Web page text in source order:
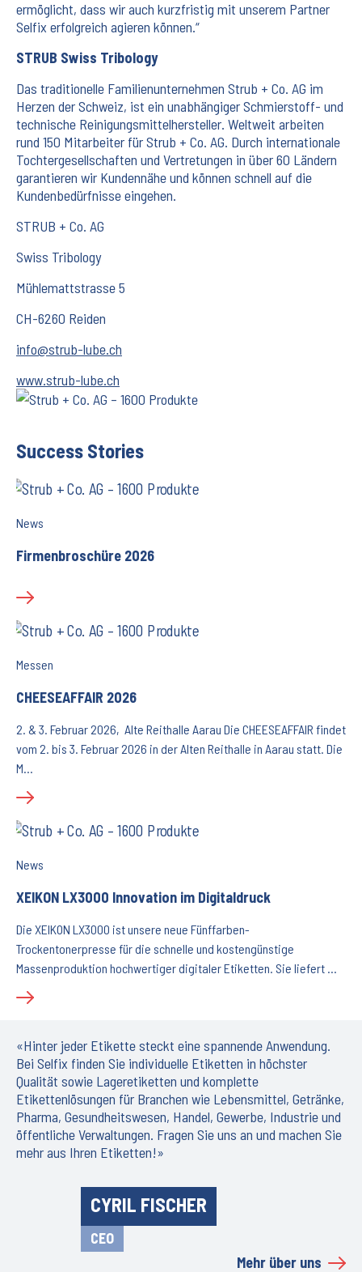
ermöglicht, dass wir auch kurzfristig mit unserem Partner
Selfix erfolgreich agieren können.“
STRUB Swiss Tribology
Das traditionelle Familienunternehmen Strub + Co. AG im
Herzen der Schweiz, ist ein unabhängiger Schmierstoff- und
technische Reinigungsmittelhersteller. Weltweit arbeiten
rund 150 Mitarbeiter für Strub + Co. AG. Durch internationale
Tochtergesellschaften und Vertretungen in über 60 Ländern
garantieren wir Kundennähe und können schnell auf die
Kundenbedürfnisse eingehen.
STRUB + Co. AG
Swiss Tribology
Mühlemattstrasse 5
CH-6260 Reiden
info@strub-lube.ch
www.strub-lube.ch
Success Stories
News
Firmenbroschüre 2026
Messen
CHEESEAFFAIR 2026
2. & 3. Februar 2026, Alte Reithalle Aarau Die CHEESEAFFAIR findet
vom 2. bis 3. Februar 2026 in der Alten Reithalle in Aarau statt. Die
M…
News
XEIKON LX3000 Innovation im Digitaldruck
Die XEIKON LX3000 ist unsere neue Fünffarben-
Trockentonerpresse für die schnelle und kostengünstige
Massenproduktion hochwertiger digitaler Etiketten. Sie liefert …
«Hinter jeder Etikette steckt eine spannende Anwendung.
Bei Selfix finden Sie individuelle Etiketten in höchster
Qualität sowie Lageretiketten und komplette
Etikettenlösungen für Branchen wie Lebensmittel, Getränke,
Pharma, Gesundheitswesen, Handel, Gewerbe, Industrie und
öffentliche Verwaltungen. Fragen Sie uns an und machen Sie
mehr aus Ihren Etiketten!»
CYRIL FISCHER
CEO
Mehr über uns